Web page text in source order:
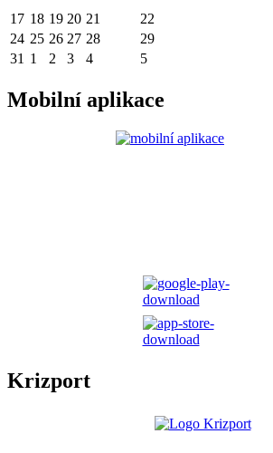
17 18 19 20 21 22
24 25 26 27 28 29
31 1 2 3 4 5
Mobilní aplikace
Krizport